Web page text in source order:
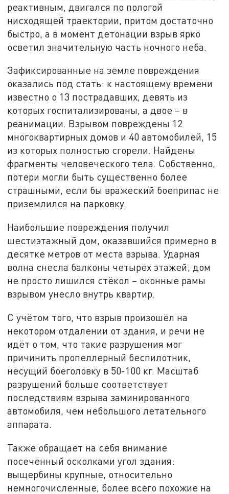
реактивным, двигался по пологой
нисходящей траектории, притом достаточно
быстро, а в момент детонации взрыв ярко
осветил значительную часть ночного неба.
Зафиксированные на земле повреждения
оказались под стать: к настоящему времени
известно о 13 пострадавших, девять из
которых госпитализированы, а двое – в
реанимации. Взрывом повреждены 12
многоквартирных домов и 40 автомобилей, 15
из которых полностью сгорели. Найдены
фрагменты человеческого тела. Собственно,
потери могли быть существенно более
страшными, если бы вражеский боеприпас не
приземлился на парковку.
Наибольшие повреждения получил
шестиэтажный дом, оказавшийся примерно в
десятке метров от места взрыва. Ударная
волна снесла балконы четырёх этажей; дом
не просто лишился стёкол – оконные рамы
взрывом унесло внутрь квартир.
С учётом того, что взрыв произошёл на
некотором отдалении от здания, и речи не
идёт о том, что такие разрушения мог
причинить пропеллерный беспилотник,
несущий боеголовку в 50-100 кг. Масштаб
разрушений больше соответствует
последствиям взрыва заминированного
автомобиля, чем небольшого летательного
аппарата.
Также обращает на себя внимание
посечённый осколками угол здания:
выщербины крупные, относительно
немногочисленные, более всего похожие на